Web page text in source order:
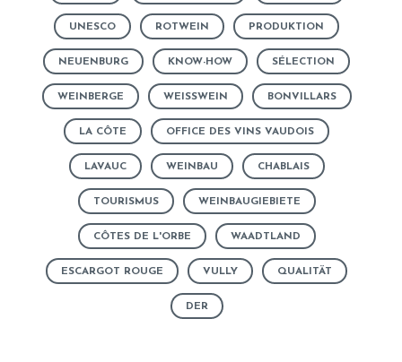
UNESCO ROTWEIN PRODUKTION
NEUENBURG KNOW-HOW SÉLECTION
WEINBERGE WEISSWEIN BONVILLARS
LA CÔTE OFFICE DES VINS VAUDOIS
LAVAUC WEINBAU CHABLAIS
TOURISMUS WEINBAUGIEBIETE
CÔTES DE L'ORBE WAADTLAND
ESCARGOT ROUGE VULLY QUALITÄT
DER